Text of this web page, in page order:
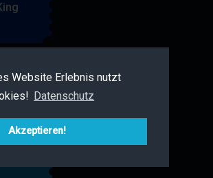
Website Erlebnis nutzt
Datenschutz
Akzeptieren!